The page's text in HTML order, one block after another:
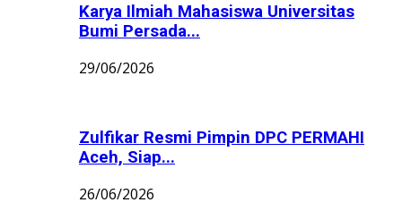
Karya Ilmiah Mahasiswa Universitas
Bumi Persada...
29/06/2026
Zulfikar Resmi Pimpin DPC PERMAHI
Aceh, Siap...
26/06/2026